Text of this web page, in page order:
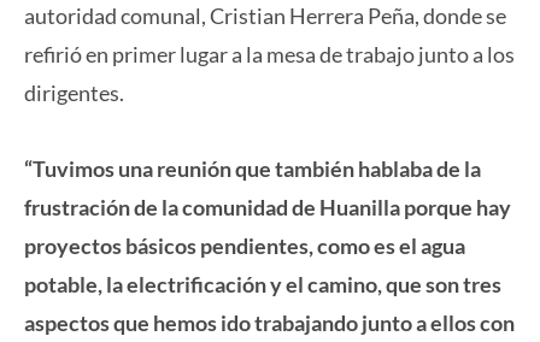
autoridad comunal, Cristian Herrera Peña, donde se
refirió en primer lugar a la mesa de trabajo junto a los
dirigentes.
“Tuvimos una reunión que también hablaba de la
frustración de la comunidad de Huanilla porque hay
proyectos básicos pendientes, como es el agua
potable, la electrificación y el camino, que son tres
aspectos que hemos ido trabajando junto a ellos con